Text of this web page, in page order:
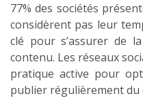
77% des sociétés
considèrent pas leur
clé pour s’assurer de
contenu. Les réseaux
pratique active pour
publier régulièrement du